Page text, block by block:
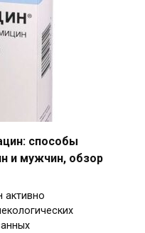
способы
и мужчин, обзор
активно